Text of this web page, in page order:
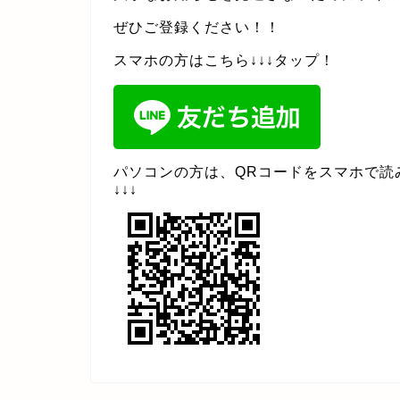
ぜひご登録ください！！
スマホの方はこちら↓↓↓タップ！
パソコンの方は、QRコードをスマホで読
↓↓↓